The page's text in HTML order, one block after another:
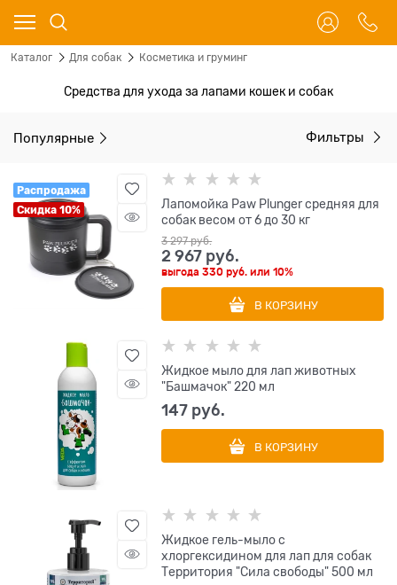
Каталог Для собак Косметика и груминг
Средства для ухода за лапами кошек и собак
Популярные Фильтры
Распродажа
Скидка 10%
Лапомойка Paw Plunger средняя для
собак весом от 6 до 30 кг
3 297 руб.
2 967 руб.
выгода330 руб. или10%
В КОРЗИНУ
Жидкое мыло для лап животных
"Башмачок" 220 мл
147 руб.
В КОРЗИНУ
Жидкое гель-мыло с
хлоргексидином для лап для собак
Территория "Сила свободы" 500 мл